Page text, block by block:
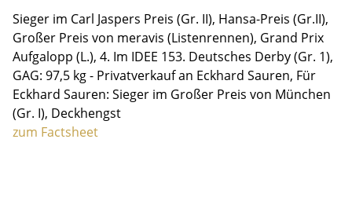
Sieger im Carl Jaspers Preis (Gr. II), Hansa-Preis (Gr.II),
Großer Preis von meravis (Listenrennen), Grand Prix
Aufgalopp (L.), 4. Im IDEE 153. Deutsches Derby (Gr. 1),
GAG: 97,5 kg - Privatverkauf an Eckhard Sauren, Für
Eckhard Sauren: Sieger im Großer Preis von München
(Gr. I), Deckhengst
zum Factsheet